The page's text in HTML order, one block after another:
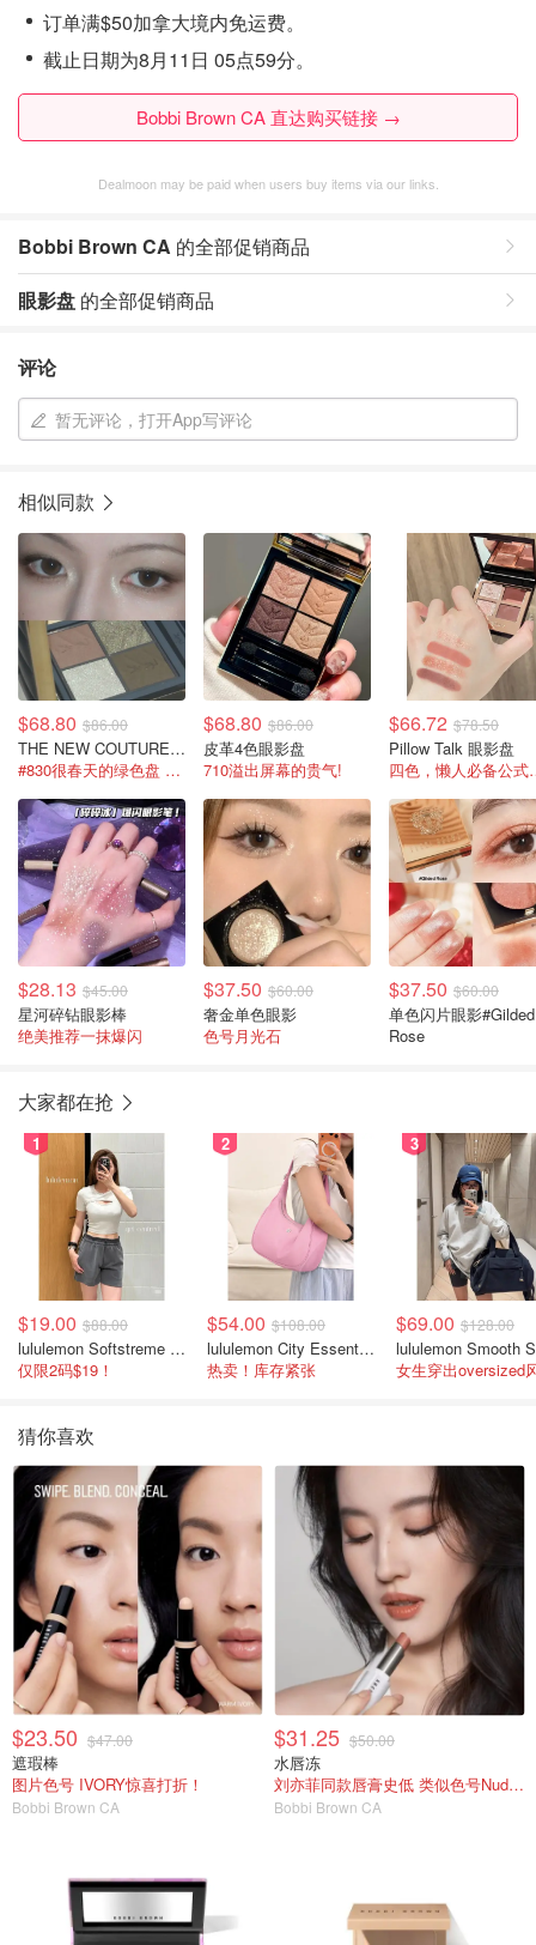
订单满$50加拿大境内免运费。
截止日期为8月11日 05点59分。
Bobbi Brown CA 直达购买链接 →
Dealmoon may be paid when users buy items via our links.
Bobbi Brown CA 的全部促销商品
眼影盘 的全部促销商品
评论
暂无评论，打开App写评论
相似同款
$68.80 $86.00
THE NEW COUTURE MINI CLUTCH 四色眼影盘
#830很春天的绿色盘 不会显肿!
$68.80 $86.00
皮革4色眼影盘
710溢出屏幕的贵气!
$66.72 $78.50
Pillow Talk 眼影盘
四色，懒
$28.13 $45.00
星河碎钻眼影棒
绝美推荐一抹爆闪
$37.50 $60.00
奢金单色眼影
色号月光石
$37.50 $60.00
单色闪片眼影#Gilded
Rose
大家都在抢
1
$19.00 $88.00
lululemon Softstreme 女士高腰短裤 10cm
仅限2码$19！
2
$54.00 $108.00
lululemon City Essentials 肩背包 4L
热卖！库存紧张
3
$69.00 $128.00
女生穿出oversized
猜你喜欢
$23.50 $47.00
遮瑕棒
图片色号 IVORY惊喜打折！
Bobbi Brown CA
$31.25 $50.00
水唇冻
刘亦菲同款唇膏史低 类似色号Nude Buff
Bobbi Brown CA